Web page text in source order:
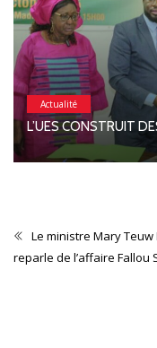
Actualité
L’UES CONSTRUIT
Le ministre Mary Teuw
reparle de l’affaire Fallou